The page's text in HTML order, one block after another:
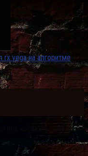
rx vega на алгоритме
или косвенно связанных